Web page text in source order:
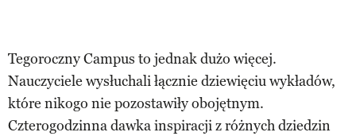
Tegoroczny Campus to jednak dużo więcej.
Nauczyciele wysłuchali łącznie dziewięciu wykładów,
które nikogo nie pozostawiły obojętnym.
Czterogodzinna dawka inspiracji z różnych dziedzin